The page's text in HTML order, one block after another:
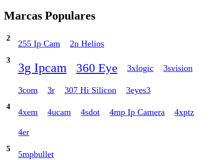
Marcas Populares
2
255 Ip Cam 2n Helios
3
3g Ipcam 360 Eye 3xlogic 3svision
3com 3r 307 Hi Silicon 3eyes3
4
4xem 4ucam 4sdot 4mp Ip Camera 4xptz
4er
5
5mpbullet